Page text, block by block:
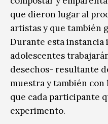
que dieron lugar al
artistas y que también
Durante esta instancia
adolescentes
desechos- resultante
muestra y también
que cada participante
experimento.